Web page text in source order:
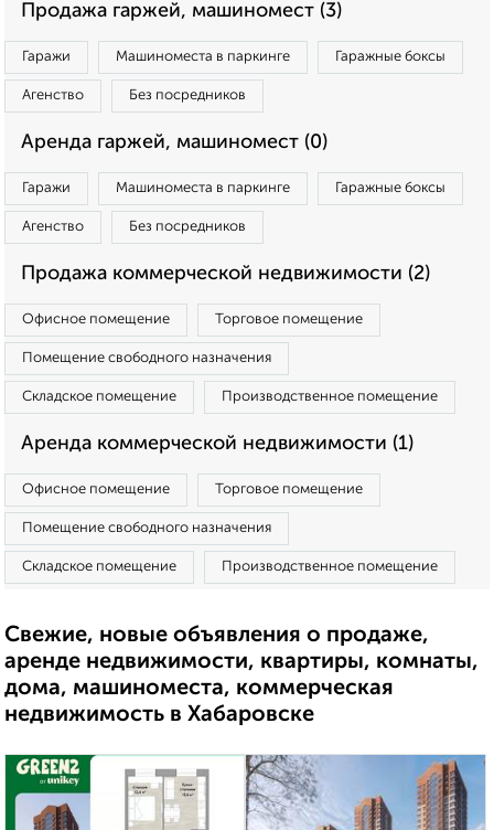
Продажа гаржей, машиномест (3)
Гаражи Машиноместа в паркинге Гаражные боксы
Агенство Без посредников
Аренда гаржей, машиномест (0)
Гаражи Машиноместа в паркинге Гаражные боксы
Агенство Без посредников
Продажа коммерческой недвижимости (2)
Офисное помещение Торговое помещение
Помещение свободного назначения
Складское помещение Производственное помещение
Аренда коммерческой недвижимости (1)
Офисное помещение Торговое помещение
Помещение свободного назначения
Складское помещение Производственное помещение
Свежие, новые объявления о продаже,
аренде недвижимости, квартиры, комнаты,
дома, машиноместа, коммерческая
недвижимость в Хабаровске